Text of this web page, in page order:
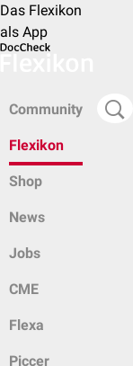
Das Flexikon
als App
Community
Flexikon
Shop
News
Jobs
CME
Flexa
Piccer